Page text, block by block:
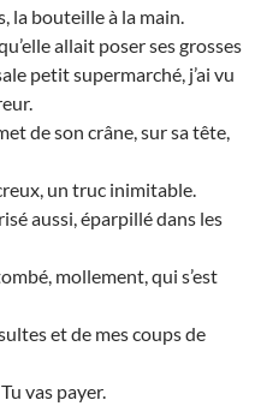
la bouteille à la main.
allait poser ses grosses
petit supermarché, j’ai vu
de son crâne, sur sa tête,
un truc inimitable.
aussi, éparpillé dans les
mollement, qui s’est
et de mes coups de
vas payer.